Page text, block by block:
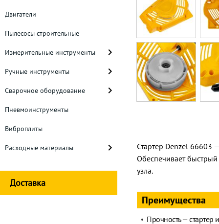
Двигатели
Пылесосы строительные
Измерительные инструменты
Ручные инструменты
Сварочное оборудование
Пневмоинструменты
Виброплиты
Расходные материалы
Доставка
Стартер Denzel 66603
Обеспечивает
узла.
Преимущества
Прочность — стартер